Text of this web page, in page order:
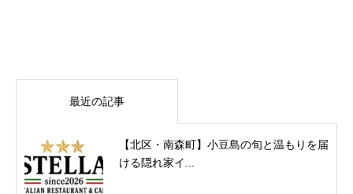
最近の記事
【北区・南森町】小豆島の旬と温もりを届
ける隠れ家イ...